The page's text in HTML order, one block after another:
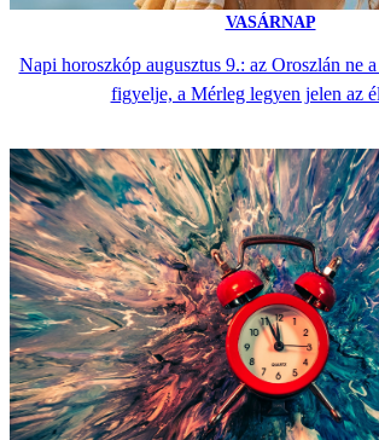
VASÁRNAP
Napi horoszkóp augusztus 9.: az Oroszlán ne
figyelje, a Mérleg legyen jelen az